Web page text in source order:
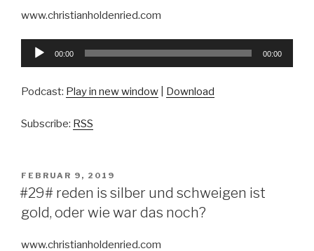
www.christianholdenried.com
Audio-
00:00 00:00
Podcast: Play in new window Download
Subscribe: RSS
VERÖFFENTLICHT
AM
FEBRUAR 9, 2019
#29# reden is silber und schweigen ist
gold, oder wie war das noch?
www.christianholdenried.com